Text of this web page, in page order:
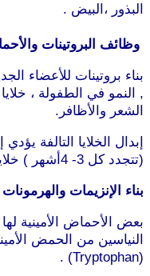
البذور ،البيض .
وظائف البروتينات
بناء بروتينات للأعضاء
, النمو في الطفولة ،
الشعر والأظافر.
إبدال الخلايا التالفة
(تتجدد كل 3- 4أشهر ) خلايا الجهاز الهضمي تتجدد كل 3 أيام .
بناء الإنزيمات
بعض الأحماض الأمينية
النياسين من الحمض
(Tryptophan) .